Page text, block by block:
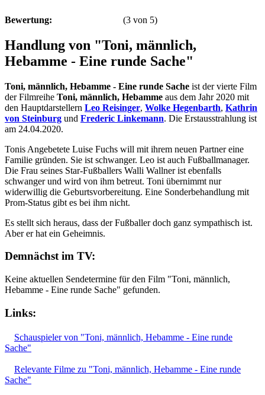
Bewertung: (3 von 5)
Handlung von "Toni, männlich,
Hebamme - Eine runde Sache"
Toni, männlich, Hebamme - Eine runde Sache ist der vierte Film
der Filmreihe Toni, männlich, Hebamme aus dem Jahr 2020 mit
den Hauptdarstellern Leo Reisinger, Wolke Hegenbarth, Kathrin
von Steinburg und Frederic Linkemann. Die Erstausstrahlung ist
am 24.04.2020.
Tonis Angebetete Luise Fuchs will mit ihrem neuen Partner eine
Familie gründen. Sie ist schwanger. Leo ist auch Fußballmanager.
Die Frau seines Star-Fußballers Walli Wallner ist ebenfalls
schwanger und wird von ihm betreut. Toni übernimmt nur
widerwillig die Geburtsvorbereitung. Eine Sonderbehandlung mit
Prom-Status gibt es bei ihm nicht.
Es stellt sich heraus, dass der Fußballer doch ganz sympathisch ist.
Aber er hat ein Geheimnis.
Demnächst im TV:
Keine aktuellen Sendetermine für den Film "Toni, männlich,
Hebamme - Eine runde Sache" gefunden.
Links:
Schauspieler von "Toni, männlich, Hebamme - Eine runde
Sache"
Relevante Filme zu "Toni, männlich, Hebamme - Eine runde
Sache"